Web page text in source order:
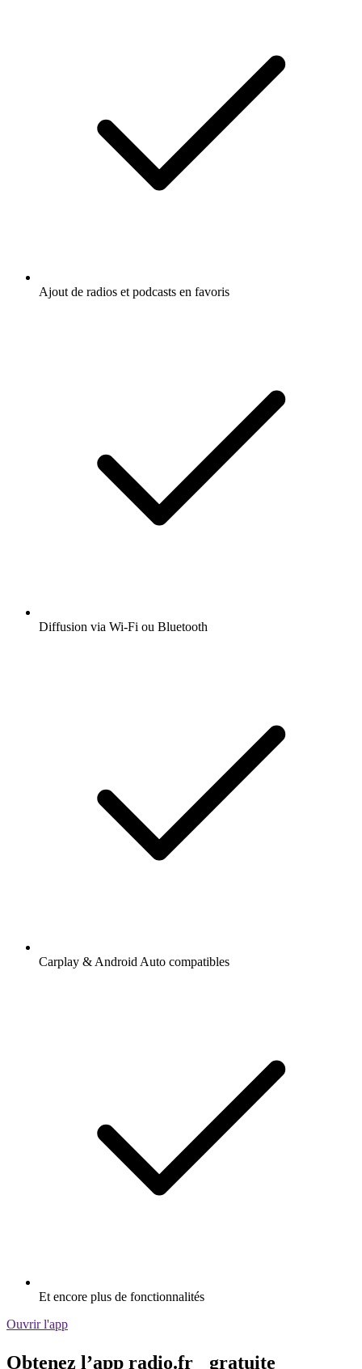
Ajout de radios et podcasts en favoris
Diffusion via Wi-Fi ou Bluetooth
Carplay & Android Auto compatibles
Et encore plus de fonctionnalités
Ouvrir l'app
Obtenez l’app radio.fr gratuite